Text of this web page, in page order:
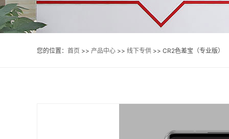
您的位置： 首页 >> 产品中心 >> 线下专供 >> CR2色差宝（专业版）